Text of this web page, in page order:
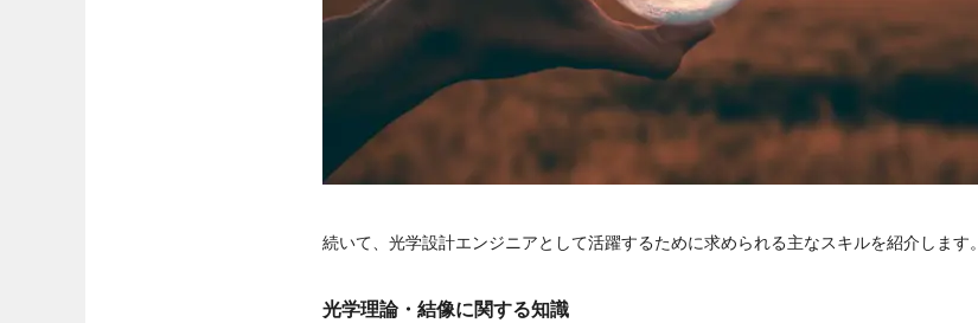
続いて、光学設計エンジニアとして活躍するために求められる主なスキルを紹介します。
光学理論・結像に関する知識